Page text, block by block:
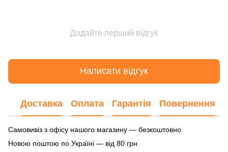
Додайте перший відгук
Написати відгук
Доставка Оплата Гарантія Повернення
Самовивіз з офісу нашого магазину — безкоштовно
Новою поштою по Україні — від 80 грн